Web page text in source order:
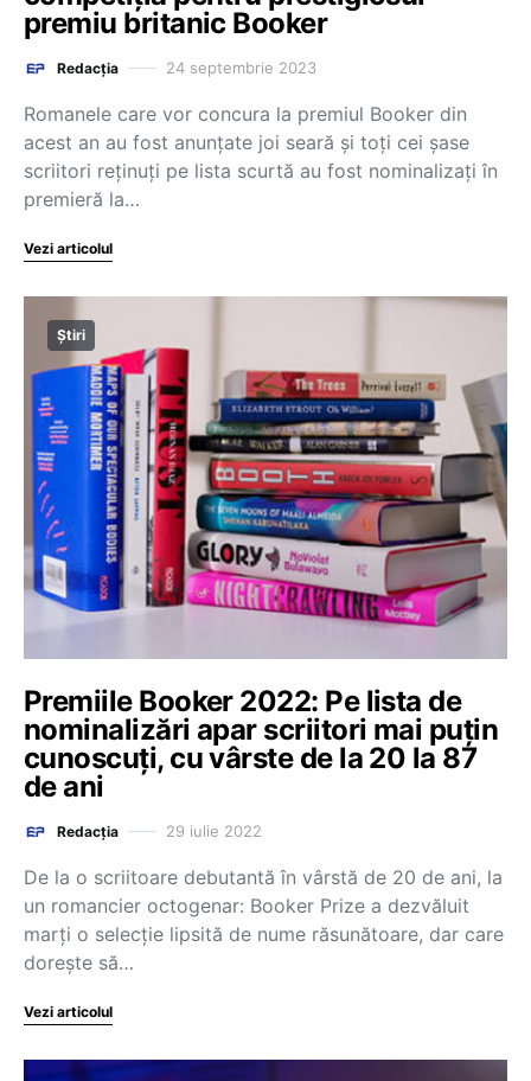
premiu britanic Booker
Redacția 24 septembrie 2023
Romanele care vor concura la premiul Booker din
acest an au fost anunţate joi seară şi toţi cei şase
scriitori reţinuţi pe lista scurtă au fost nominalizaţi în
premieră la…
Vezi articolul
Știri
Premiile Booker 2022: Pe lista de
nominalizări apar scriitori mai puțin
cunoscuți, cu vârste de la 20 la 87
de ani
Redacția 29 iulie 2022
De la o scriitoare debutantă în vârstă de 20 de ani, la
un romancier octogenar: Booker Prize a dezvăluit
marţi o selecţie lipsită de nume răsunătoare, dar care
doreşte să…
Vezi articolul